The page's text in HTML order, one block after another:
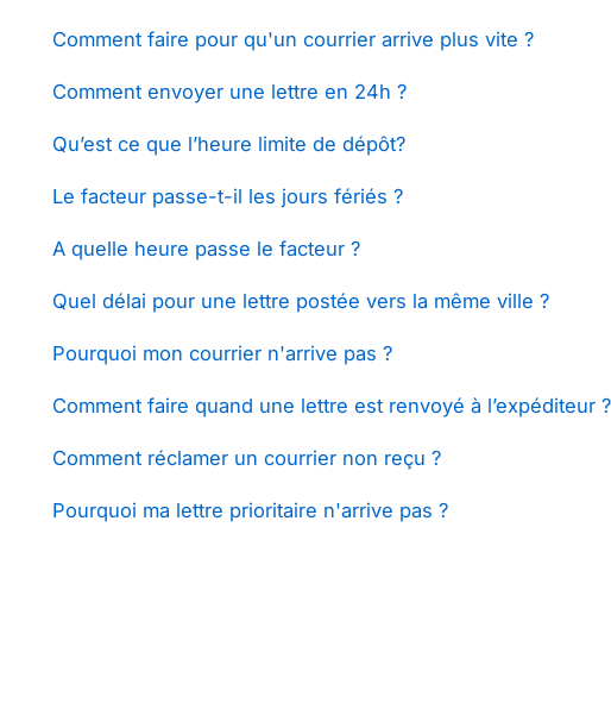
Comment faire pour qu'un courrier arrive plus vite ?
Comment envoyer une lettre en 24h ?
Qu’est ce que l’heure limite de dépôt?
Le facteur passe-t-il les jours fériés ?
A quelle heure passe le facteur ?
Quel délai pour une lettre postée vers la même ville ?
Pourquoi mon courrier n'arrive pas ?
Comment faire quand une lettre est renvoyé à l’expéditeur ?
Comment réclamer un courrier non reçu ?
Pourquoi ma lettre prioritaire n'arrive pas ?